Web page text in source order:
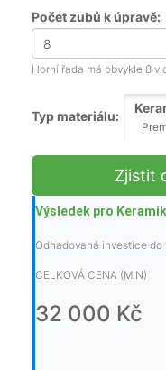
Počet zubů k úpravě:
Horní řada má obvykle 8
Typ materiálu:
Zjistit
Výsledek pro
Odhadovaná investice do
CELKOVÁ CENA (MIN)
32 000 Kč